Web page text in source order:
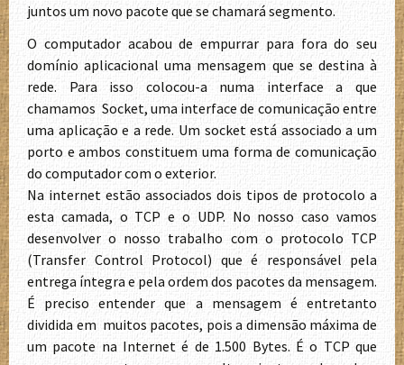
juntos um novo pacote que se chamará segmento.
O computador acabou de empurrar para fora do seu
domínio aplicacional uma mensagem que se destina à
rede. Para isso colocou-a numa interface a que
chamamos Socket, uma interface de comunicação entre
uma aplicação e a rede. Um socket está associado a um
porto e ambos constituem uma forma de comunicação
do computador com o exterior.
Na internet estão associados dois tipos de protocolo a
esta camada, o TCP e o UDP. No nosso caso vamos
desenvolver o nosso trabalho com o protocolo TCP
(Transfer Control Protocol) que é responsável pela
entrega íntegra e pela ordem dos pacotes da mensagem.
É preciso entender que a mensagem é entretanto
dividida em muitos pacotes, pois a dimensão máxima de
um pacote na Internet é de 1.500 Bytes. É o TCP que